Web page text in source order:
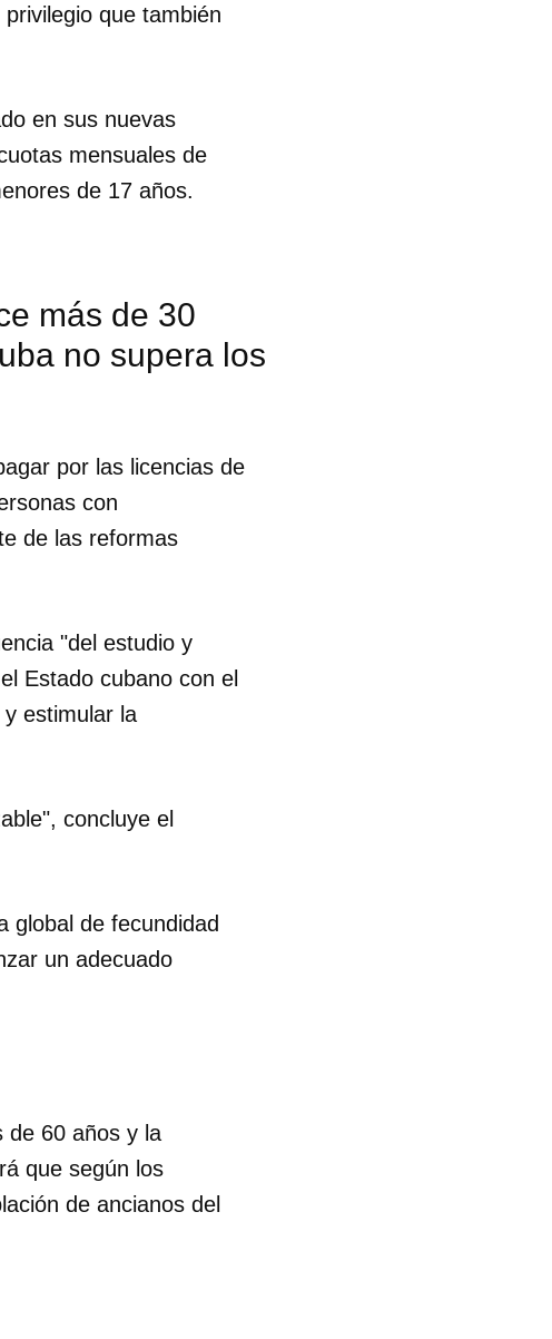
que también
en sus nuevas
mensuales de
de 17 años.
más de 30
no supera los
por las licencias de
con
de las reformas
"del estudio y
Estado cubano con el
estimular la
concluye el
global de fecundidad
un adecuado
de 60 años y la
que según los
de ancianos del